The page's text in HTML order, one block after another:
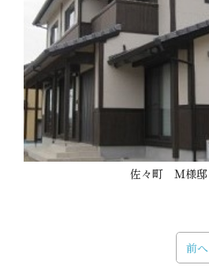
佐々町 Ｍ様邸
前へ